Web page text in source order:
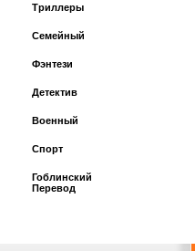
Триллеры
Cемейный
Фэнтези
Детектив
Военный
Спорт
Гоблинский
Перевод